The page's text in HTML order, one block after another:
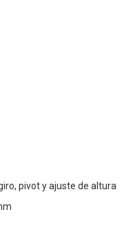
pivot y ajuste de altura